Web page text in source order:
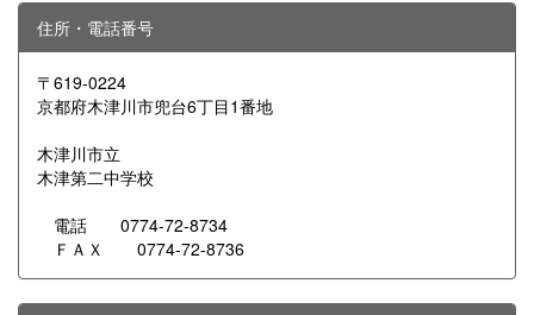
住所・電話番号
〒619-0224
京都府木津川市兜台6丁目1番地
木津川市立
木津第二中学校
電話 0774-72-8734
ＦＡＸ 0774-72-8736